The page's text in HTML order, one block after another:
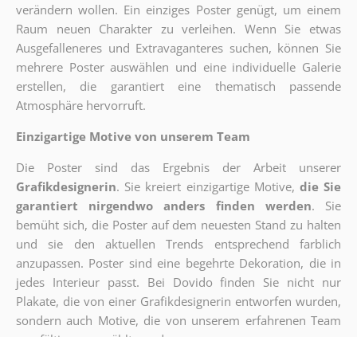
verändern wollen. Ein einziges Poster genügt, um einem
Raum neuen Charakter zu verleihen. Wenn Sie etwas
Ausgefalleneres und Extravaganteres suchen, können Sie
mehrere Poster auswählen und eine individuelle Galerie
erstellen, die garantiert eine thematisch passende
Atmosphäre hervorruft.
Einzigartige Motive von unserem Team
Die Poster sind das Ergebnis der Arbeit unserer
Grafikdesignerin. Sie kreiert einzigartige Motive, die Sie
garantiert nirgendwo anders finden werden. Sie
bemüht sich, die Poster auf dem neuesten Stand zu halten
und sie den aktuellen Trends entsprechend farblich
anzupassen. Poster sind eine begehrte Dekoration, die in
jedes Interieur passt. Bei Dovido finden Sie nicht nur
Plakate, die von einer Grafikdesignerin entworfen wurden,
sondern auch Motive, die von unserem erfahrenen Team